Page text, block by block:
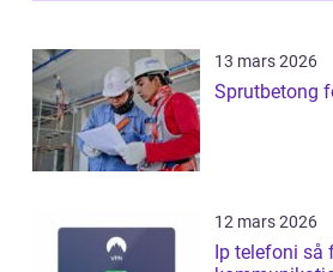
13 mars 2026
Sprutbetong
12 mars 2026
Ip telefoni så fungerar modern